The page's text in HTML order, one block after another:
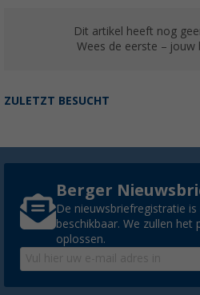
Dit artikel heeft nog
Wees de eerste – jouw
ZULETZT BESUCHT
Berger
De nieuwsbriefregistratie
beschikbaar. We zullen
oplossen.